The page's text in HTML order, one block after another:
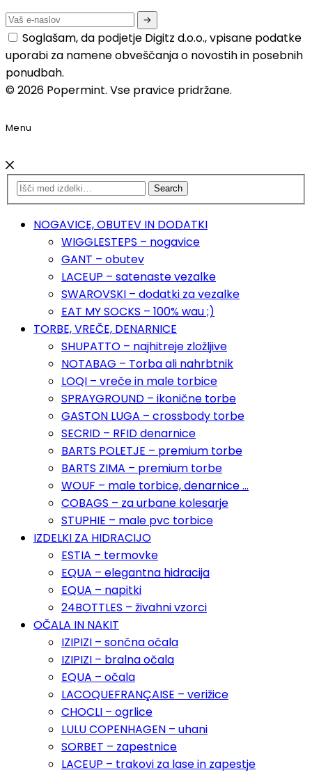
Soglašam, da podjetje Digitz d.o.o., vpisane podatke
uporabi za namene obveščanja o novostih in posebnih
ponudbah.
© 2026 Popermint. Vse pravice pridržane.
Menu
Search
NOGAVICE, OBUTEV IN DODATKI
WIGGLESTEPS – nogavice
GANT – obutev
LACEUP – satenaste vezalke
SWAROVSKI – dodatki za vezalke
EAT MY SOCKS – 100% wau ;)
TORBE, VREČE, DENARNICE
SHUPATTO – najhitreje zložljive
NOTABAG – Torba ali nahrbtnik
LOQI – vreče in male torbice
SPRAYGROUND – ikonične torbe
GASTON LUGA – crossbody torbe
SECRID – RFID denarnice
BARTS POLETJE – premium torbe
BARTS ZIMA – premium torbe
WOUF – male torbice, denarnice …
COBAGS – za urbane kolesarje
STUPHIE – male pvc torbice
IZDELKI ZA HIDRACIJO
ESTIA – termovke
EQUA – elegantna hidracija
EQUA – napitki
24BOTTLES – živahni vzorci
OČALA IN NAKIT
IZIPIZI – sončna očala
IZIPIZI – bralna očala
EQUA – očala
LACOQUEFRANÇAISE – verižice
CHOCLI – ogrlice
LULU COPENHAGEN – uhani
SORBET – zapestnice
LACEUP – trakovi za lase in zapestje